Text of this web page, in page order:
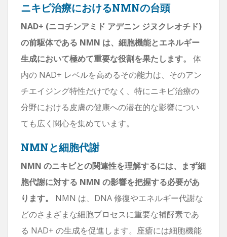
ニキビ治療におけるNMNの台頭
NAD+ (ニコチンアミド アデニン ジヌクレオチド)
の前駆体である NMN は、細胞機能とエネルギー
生成において極めて重要な役割を果たします。
体
内の NAD+ レベルを高めるその能力は、そのアン
チエイジング特性だけでなく、特にニキビ治療の
分野における皮膚の健康への潜在的な影響につい
ても広く関心を集めています。
NMNと細胞代謝
NMN のニキビとの関連性を理解するには、まず細
胞代謝に対する NMN の影響を把握する必要があ
ります。
NMN は、DNA 修復やエネルギー代謝な
どのさまざまな細胞プロセスに重要な補酵素であ
る NAD+ の生成を促進します。座瘡には細胞機能